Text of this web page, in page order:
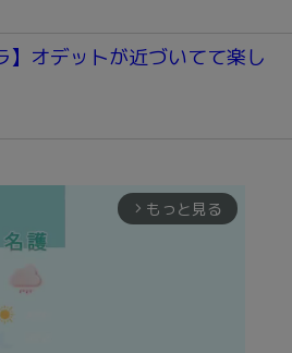
】オデットが近づいてて楽し
arrow_forward_ios もっと見る